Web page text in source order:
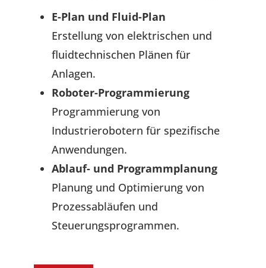
E-Plan und Fluid-Plan
Erstellung von elektrischen und
fluidtechnischen Plänen für
Anlagen.
Roboter-Programmierung
Programmierung von
Industrierobotern für spezifische
Anwendungen.
Ablauf- und Programmplanung
Planung und Optimierung von
Prozessabläufen und
Steuerungsprogrammen.